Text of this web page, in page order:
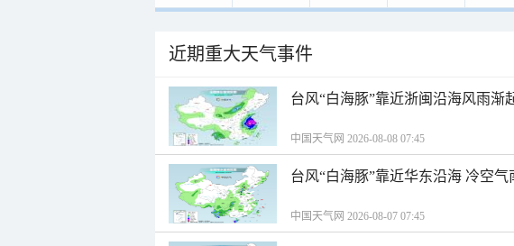
近期重大天气事件
台风“白海豚”靠近浙闽沿海风雨渐
中国天气网 2026-08-08 07:45
台风“白海豚”靠近华东沿海 冷空
中国天气网 2026-08-07 07:45